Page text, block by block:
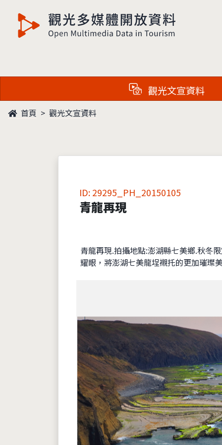
觀光多媒體開放資料
觀光文宣資料
首頁 觀光文宣資料
ID: 29295_PH_20150105
青龍再現
青龍再現.拍攝地點:澎湖縣七美鄉.秋冬
耀眼，將澎湖七美龍埕襯托的更加璀璨